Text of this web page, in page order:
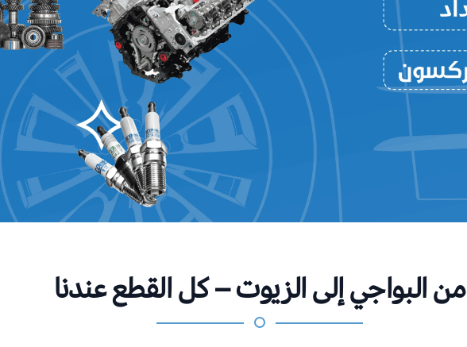
من البواجي إلى الزيوت – كل القطع عندنا